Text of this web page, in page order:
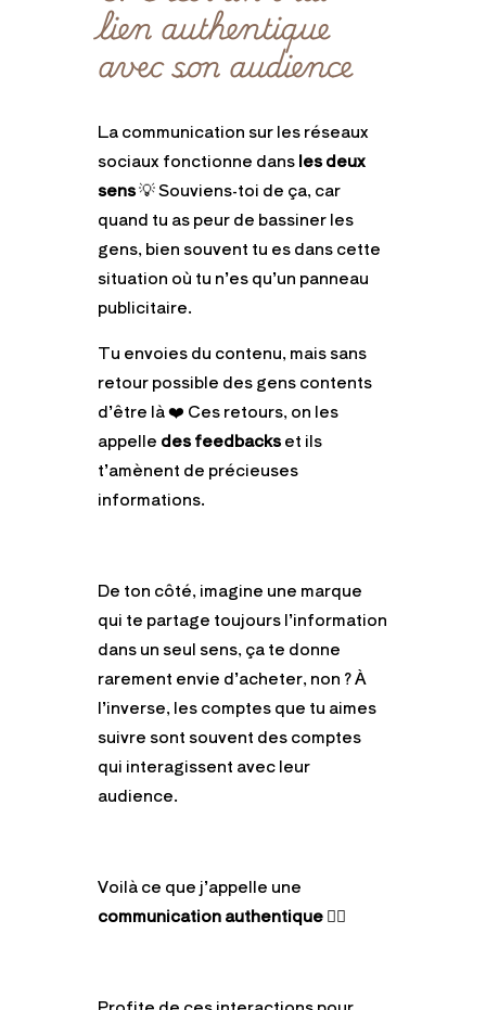
lien authentique
avec son audience
La communication sur les réseaux
sociaux fonctionne dansles deux
sens💡 Souviens-toi de ça, car
quand tu as peur de bassiner les
gens, bien souvent tu es dans cette
situation où tu n’es qu’un panneau
publicitaire.
Tu envoies du contenu, mais sans
retour possible des gens contents
d’être là ❤️ Ces retours, on les
appelle des feedbackset ils
t’amènent de précieuses
informations.
De ton côté, imagine une marque
qui te partage toujours l’information
dans un seul sens, ça te donne
rarement envie d’acheter, non ? À
l’inverse, les comptes que tu aimes
suivre sont souvent des comptes
qui interagissent avec leur
audience.
Voilà ce que j’appelle une
communication authentique👌🏻